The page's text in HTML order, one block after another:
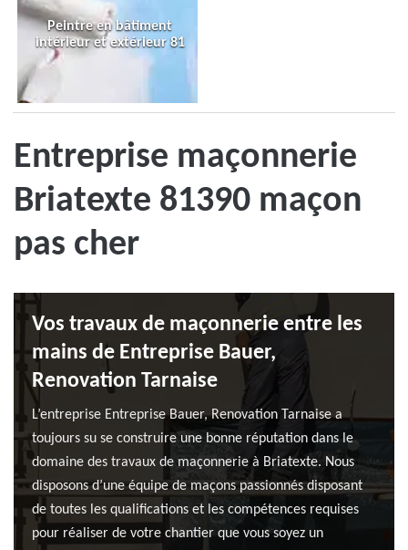
Peintre en bâtiment
intérieur et extérieur 81
Entreprise maçonnerie
Briatexte 81390 maçon
pas cher
Vos travaux de maçonnerie entre les
mains de Entreprise Bauer,
Renovation Tarnaise
L’entreprise Entreprise Bauer, Renovation Tarnaise a
toujours su se construire une bonne réputation dans le
domaine des travaux de maçonnerie à Briatexte. Nous
disposons d’une équipe de maçons passionnés disposant
de toutes les qualifications et les compétences requises
pour réaliser de votre chantier que vous soyez un